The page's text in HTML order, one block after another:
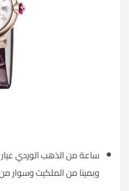
وبمينا من الملكيت وسوار